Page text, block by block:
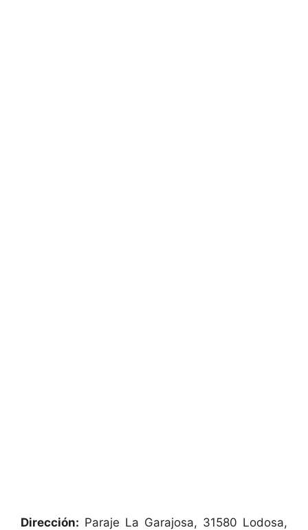
Dirección: Paraje La Garajosa, 31580 Lodosa,